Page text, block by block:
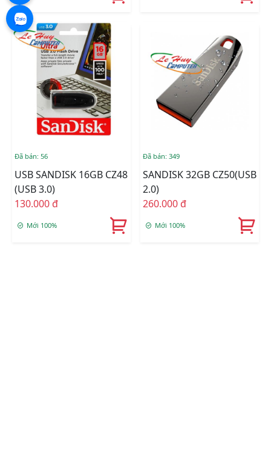
Đã bán: 56
USB SANDISK 16GB CZ48
(USB 3.0)
130.000 đ
Mới 100%
Đã bán: 349
SANDISK 32GB CZ50(USB
2.0)
260.000 đ
Mới 100%